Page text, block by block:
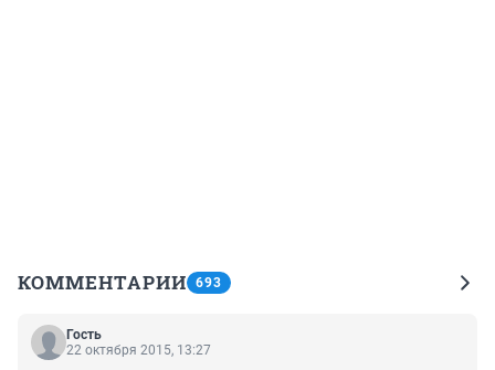
КОММЕНТАРИИ 693
Гость
22 октября 2015, 13:27